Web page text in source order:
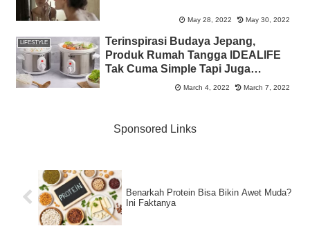
May 28, 2022 May 30, 2022
LIFESTYLE
Terinspirasi Budaya Jepang,
Produk Rumah Tangga IDEALIFE
Tak Cuma Simple Tapi Juga
March 4, 2022 March 7, 2022
Sponsored Links
Benarkah Protein Bisa Bikin Awet Muda?
Ini Faktanya